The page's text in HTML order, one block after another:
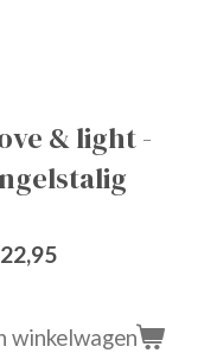
& light -
winkelwagen